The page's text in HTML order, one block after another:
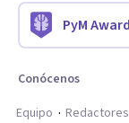
PyM
Conócenos
Equipo
Redactores